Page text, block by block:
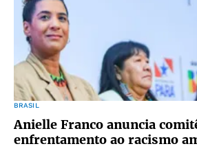
BRASIL
Anielle Franco anuncia
enfrentamento ao racismo